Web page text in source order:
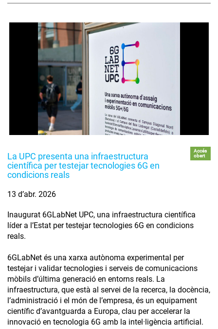
La UPC presenta una infraestructura
científica per testejar tecnologies 6G en
condicions reals
Accés
obert
13 d’abr. 2026
Inaugurat 6GLabNet UPC, una infraestructura científica
líder a l’Estat per testejar tecnologies 6G en condicions
reals.
6GLabNet és una xarxa autònoma experimental per
testejar i validar tecnologies i serveis de comunicacions
mòbils d’última generació en entorns reals. La
infraestructura, que està al servei de la recerca, la docència,
l’administració i el món de l’empresa, és un equipament
científic d’avantguarda a Europa, clau per accelerar la
innovació en tecnologia 6G amb la intel·ligència artificial.